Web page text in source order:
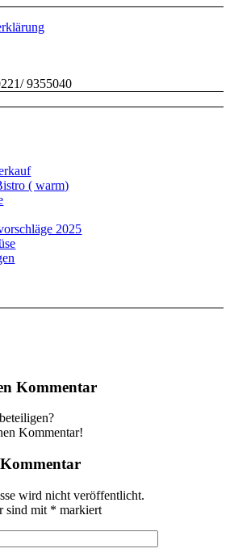
9355040
( warm)
2025
Kommentar
Kommentar!
wird nicht veröffentlicht.
sind mit * markiert